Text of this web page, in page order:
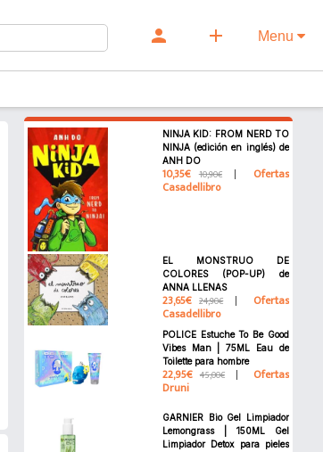
person add Menu
NINJA KID: FROM NERD TO
NINJA (edición en inglés) de
ANH DO
10,35€ 10,90€ Ofertas
Casadellibro
EL MONSTRUO DE
COLORES (POP-UP) de
ANNA LLENAS
23,65€ 24,90€ Ofertas
Casadellibro
POLICE Estuche To Be Good
Vibes Man | 75ML Eau de
Toilette para hombre
22,95€ 45,00€ Ofertas
Druni
GARNIER Bio Gel Limpiador
Lemongrass | 150ML Gel
Limpiador Detox para pieles